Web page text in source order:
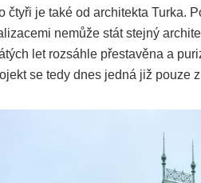
čtyři je také od architekta Turka.
nemůže stát stejný
let rozsáhle přestavěna a
se tedy dnes jedná již pouze